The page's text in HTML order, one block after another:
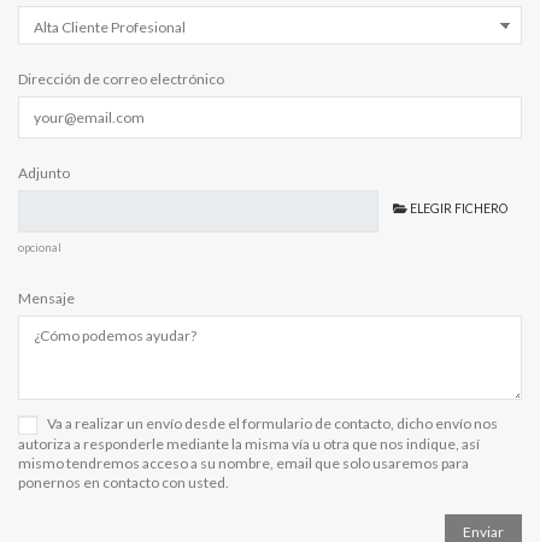
Dirección de correo electrónico
Adjunto
ELEGIR FICHERO
opcional
Mensaje
Va a realizar un envío desde el formulario de contacto, dicho envío nos
autoriza a responderle mediante la misma vía u otra que nos indique, así
mismo tendremos acceso a su nombre, email que solo usaremos para
ponernos en contacto con usted.